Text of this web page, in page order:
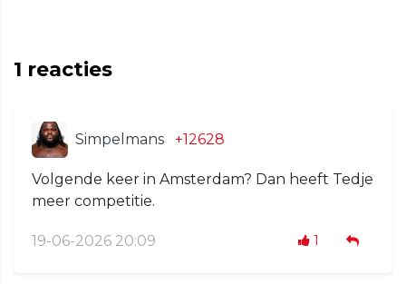
1 reacties
Simpelmans +12628
Volgende keer in Amsterdam? Dan heeft Tedje
meer competitie.
19-06-2026 20:09 1